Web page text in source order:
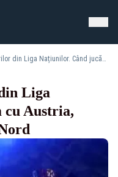
Programul meciurilor din Liga Națiunilor. Când jucăm cu Austria, Norvegia și Irlanda de Nord
Liga
cu Austria,